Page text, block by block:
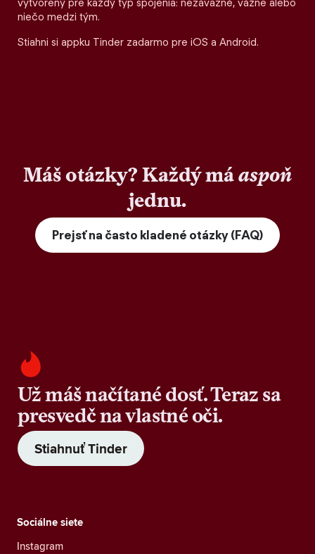
vytvorený pre každý typ spojenia: nezáväzné, vážne alebo
niečo medzi tým.
Stiahni si appku Tinder zadarmo pre iOS a Android.
Máš otázky? Každý máaspoň
jednu.
Prejsť na často kladené otázky (FAQ)
Už máš načítané dosť. Teraz sa
presvedč na vlastné oči.
Stiahnuť Tinder
Sociálne siete
Instagram